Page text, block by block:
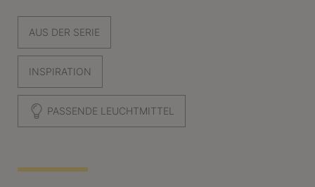
AUS DER SERIE
INSPIRATION
PASSENDE LEUCHTMITTEL